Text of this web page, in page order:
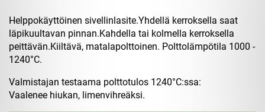
Helppokäyttöinen sivellinlasite.Yhdellä kerroksella saat
läpikuultavan pinnan.Kahdella tai kolmella kerroksella
peittävän.Kiiltävä, matalapolttoinen. Polttolämpötila 1000 -
1240°C.
Valmistajan testaama polttotulos 1240°C:ssa:
Vaalenee hiukan, limenvihreäksi.